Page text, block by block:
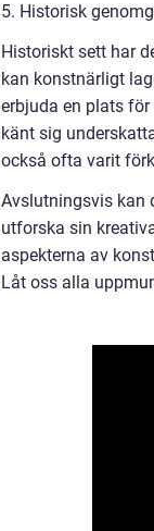
5. Historisk
Historiskt sett har
kan konstnärligt
erbjuda en plats
känt sig
också ofta varit
Avslutningsvis kan
utforska sin
aspekterna av
Låt oss alla